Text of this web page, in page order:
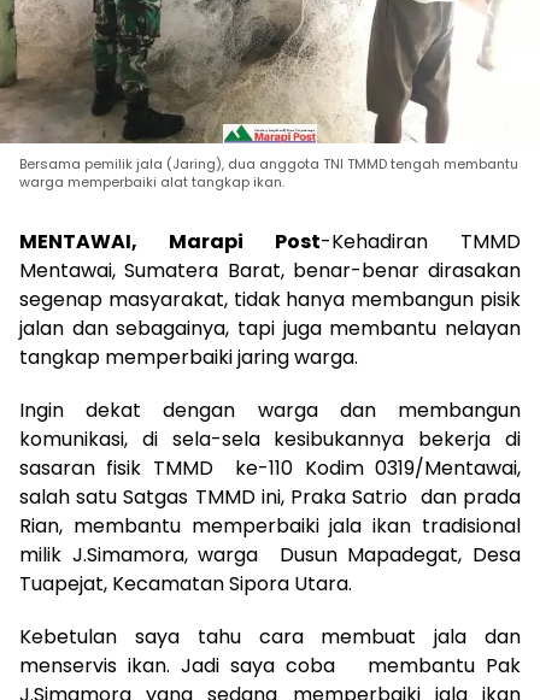
Bersama pemilik jala (Jaring), dua anggota TNI TMMD tengah membantu
warga memperbaiki alat tangkap ikan.
MENTAWAI, Marapi Post-Kehadiran TMMD
Mentawai, Sumatera Barat, benar-benar dirasakan
segenap masyarakat, tidak hanya membangun pisik
jalan dan sebagainya, tapi juga membantu nelayan
tangkap memperbaiki jaring warga.
Ingin dekat dengan warga dan membangun
komunikasi, di sela-sela kesibukannya bekerja di
sasaran fisik TMMD ke-110 Kodim 0319/Mentawai,
salah satu Satgas TMMD ini, Praka Satrio dan prada
Rian, membantu memperbaiki jala ikan tradisional
milik J.Simamora, warga Dusun Mapadegat, Desa
Tuapejat, Kecamatan Sipora Utara.
Kebetulan saya tahu cara membuat jala dan
menservis ikan. Jadi saya coba membantu Pak